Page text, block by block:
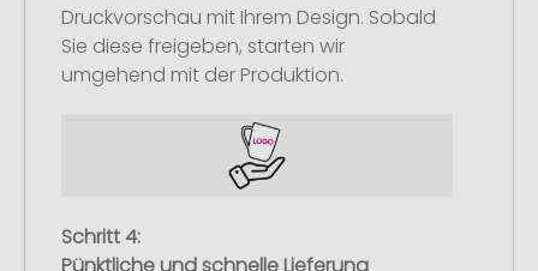
Druckvorschau mit Ihrem Design. Sobald
Sie diese freigeben, starten wir
umgehend mit der Produktion.
Schritt 4:
Pünktliche und schnelle Lieferung